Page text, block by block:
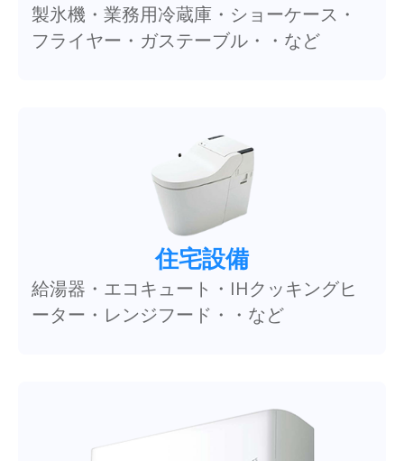
製氷機・業務用冷蔵庫・ショーケース・
フライヤー・ガステーブル・・など
住宅設備
給湯器・エコキュート・IHクッキングヒ
ーター・レンジフード・・など